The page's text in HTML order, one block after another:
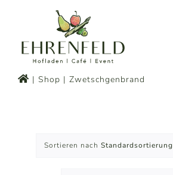
springen
Shop Zwetschgenbrand
Sortieren nach Standardsortierung